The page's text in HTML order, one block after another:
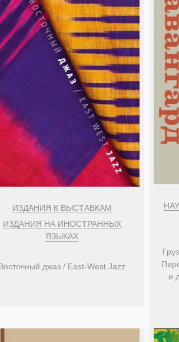
ИЗДАНИЯ К ВЫСТАВКАМ
ИЗДАНИЯ НА ИНОСТРАННЫХ
ЯЗЫКАХ
джаз / East-West Jazz
и